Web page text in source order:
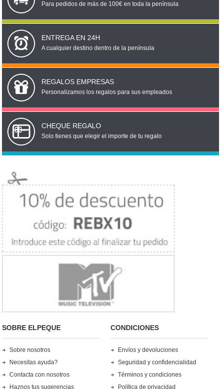
Para pedidos de más de 100€ en toda la península
ENTREGA EN 24H
A cualquier destino dentro de la península
REGALOS EMPRESAS
Personalizamos los regalos para sus empleados
CHEQUE REGALO
Solo tienes que elegir el importe de tu regalo
SOBRE ELPEQUE
Sobre nosotros
Necesitas ayuda?
Contacta con nosotros
Haznos tus sugerencias
CONDICIONES
Envíos y devoluciones
Seguridad y confidencialidad
Términos y condiciones
Política de privacidad